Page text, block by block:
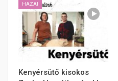
HAZAI
Kenyérsütő kisokos